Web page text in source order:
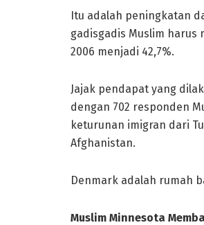
Itu adalah peningkatan
gadisgadis Muslim harus
2006 menjadi 42,7%.
Jajak pendapat yang
dengan 702 responden
keturunan imigran dari
Afghanistan.
Denmark adalah rumah
Muslim Minnesota